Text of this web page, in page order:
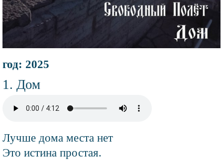
Информация
об
альбоме
год: 2025
Композиции
Название
композиции
Дом
файл
Текст
композиции
Лучше дома места нет
Это истина простая.